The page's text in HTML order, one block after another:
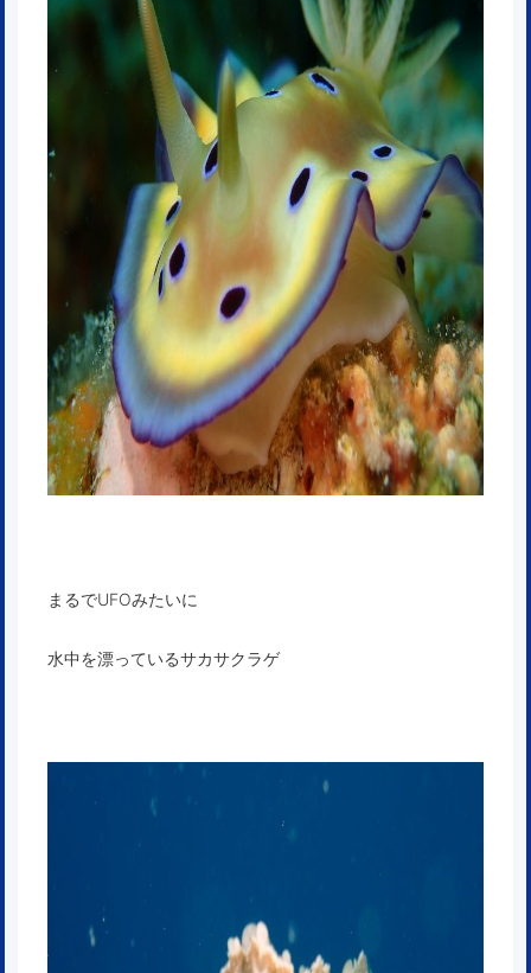
まるでUFOみたいに
水中を漂っているサカサクラゲ